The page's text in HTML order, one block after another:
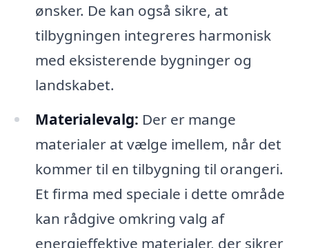
ønsker. De kan også sikre, at
tilbygningen integreres harmonisk
med eksisterende bygninger og
landskabet.
Materialevalg: Der er mange
materialer at vælge imellem, når det
kommer til en tilbygning til orangeri.
Et firma med speciale i dette område
kan rådgive omkring valg af
energieffektive materialer, der sikrer